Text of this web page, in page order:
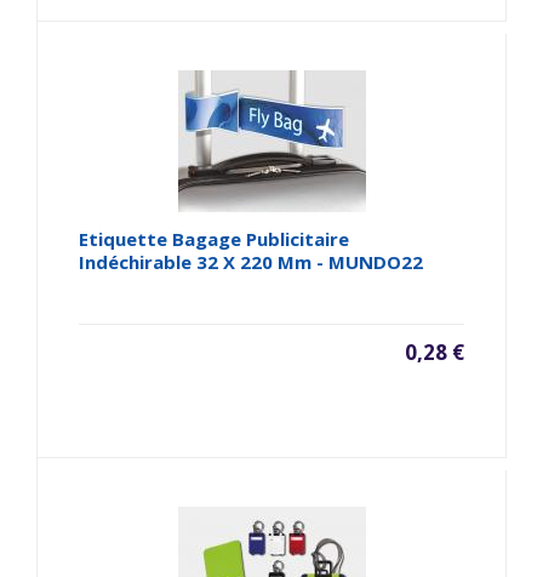
Etiquette Bagage Publicitaire
Indéchirable 32 X 220 Mm - MUNDO22
0,28 €